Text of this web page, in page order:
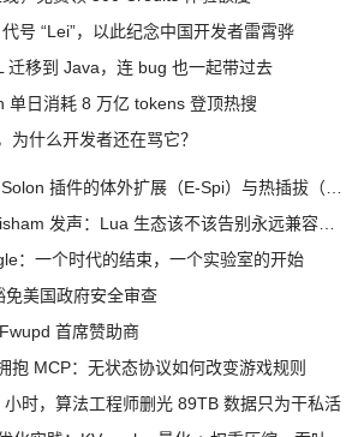
号 “Lei”，以此纪念中国开发者雷霄骅
迁移到 Java，连 bug 也一起带过去
单日消耗 8 万亿 tokens 登顶热搜
为什么开发者还在骂它？
：一个时代的结束，一个实验室的开始
免美国政府安全审查
首席赞助商
抱 MCP：无状态协议如何改变游戏规则
小时，算法工程师删光 89TB 数据只为干私活